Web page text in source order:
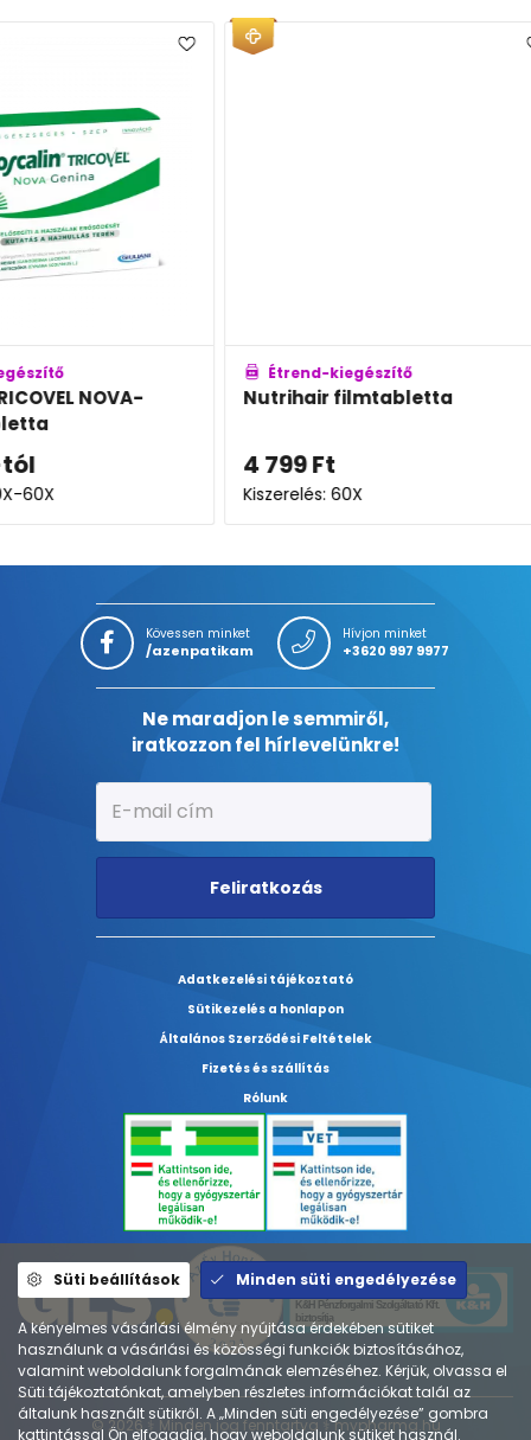
Étrend-kiegészítő
Nutrihair filmtabletta
Kövessen minket
/azenpatikam
Hívjon minket
+3620 997 9977
Ne maradjon le semmiről,
iratkozzon fel hírlevelünkre!
Feliratkozás
Adatkezelési tájékoztató
Sütikezelés a honlapon
Általános Szerződési Feltételek
Fizetés és szállítás
Rólunk
© 2026 ⚕︎ Minden jog fenntartva ⚕︎ mypharma.hu
Süti beállítások Minden süti engedélyezése
A kényelmes vásárlási élmény nyújtása érdekében sütiket
használunk a vásárlási és közösségi funkciók biztosításához,
valamint weboldalunk forgalmának elemzéséhez. Kérjük, olvassa el
Süti tájékoztatónkat, amelyben részletes információkat talál az
általunk használt sütikről. A „Minden süti engedélyezése” gombra
kattintással Ön elfogadja, hogy weboldalunk sütiket használ.